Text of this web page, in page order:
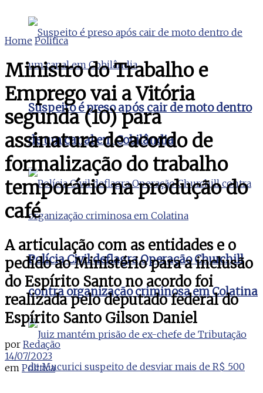
Suspeito é preso após cair de moto dentro
de um canal em Cobilândia
Polícia Civil deflagra Operação Churchill
contra organização criminosa em Colatina
Home Politica
Ministro do Trabalho e
Emprego vai a Vitória
segunda (10) para
assinatura de acordo de
formalização do trabalho
temporário na produção do
café
A articulação com as entidades e o
pedido ao Ministério para a inclusão
do Espírito Santo no acordo foi
realizada pelo deputado federal do
Espírito Santo Gilson Daniel
por Redação
14/07/2023
em Politica